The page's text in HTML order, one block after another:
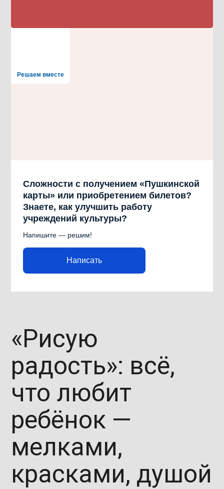
Решаем вместе
Сложности с получением «Пушкинской
карты» или приобретением билетов?
Знаете, как улучшить работу
учреждений культуры?
Напишите — решим!
Написать
«Рисую
радость»: всё,
что любит
ребёнок —
мелками,
красками, душой